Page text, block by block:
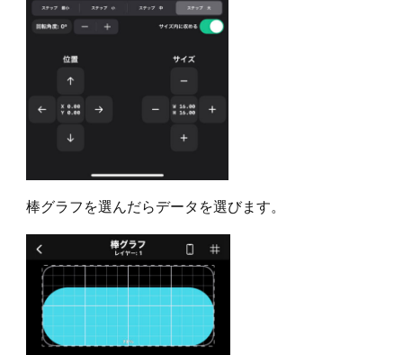
棒グラフを選んだらデータを選びます。